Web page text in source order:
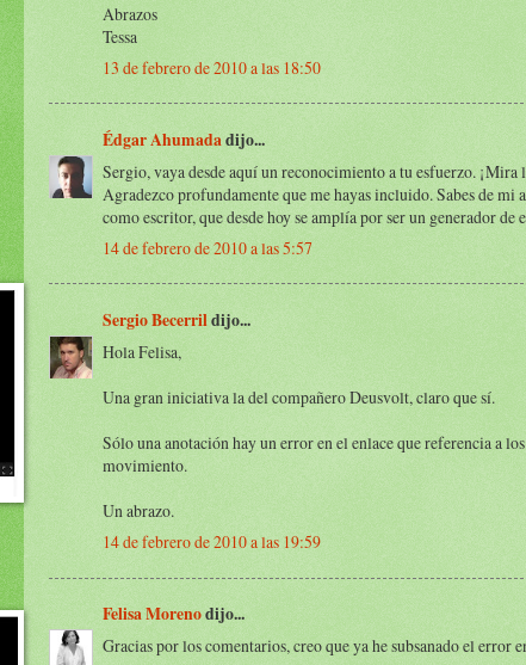
Abrazos
Tessa
13 de febrero de 2010 a las 18:50
Édgar Ahumadadijo...
Sergio, vaya desde aquí un reconocimiento a tu esfuerzo. ¡Mira
Agradezco profundamente que me hayas incluido. Sabes de
como escritor, que desde hoy se amplía por ser un generador de
14 de febrero de 2010 a las 5:57
Sergio Becerrildijo...
Hola Felisa,
Una gran iniciativa la del compañero Deusvolt, claro que sí.
Sólo una anotación hay un error en el enlace que referencia a
movimiento.
Un abrazo.
14 de febrero de 2010 a las 19:59
Felisa Morenodijo...
Gracias por los comentarios, creo que ya he subsanado el error